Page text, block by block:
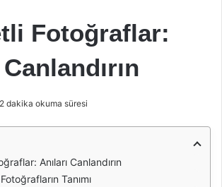
Fotoğraflar:
2 dakika okuma süresi
Anıları Canlandırın
Tanımı